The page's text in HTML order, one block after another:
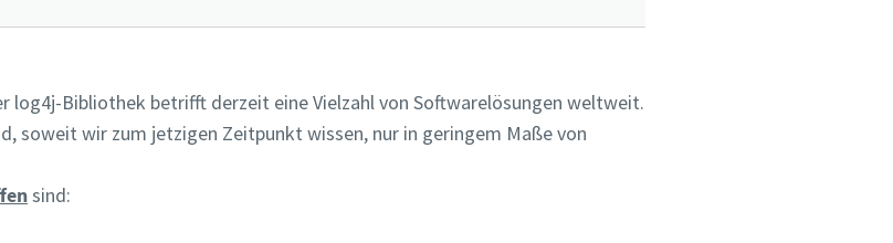
log4j-Bibliothek betrifft derzeit eine Vielzahl von Softwarelösungen weltweit.
soweit wir zum jetzigen Zeitpunkt wissen, nur in geringem Maße von
sind: